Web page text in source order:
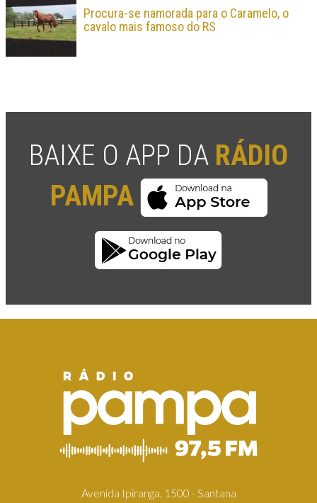
Procura-se namorada para o Caramelo, o
cavalo mais famoso do RS
BAIXE O APP DA RÁDIO
PAMPA
Avenida Ipiranga, 1500 - Santana